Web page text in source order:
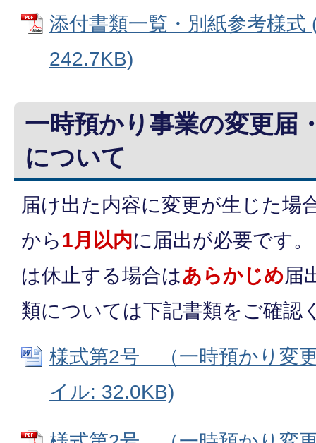
添付書類一覧・別紙参考様式
242.7KB)
一時預かり事業の変更届
について
届け出た内容に変更が生じた場
から1月以内に届出が必要です
は休止する場合はあらかじめ届
類については下記書類をご確認
様式第2号 （一時預かり変
イル: 32.0KB)